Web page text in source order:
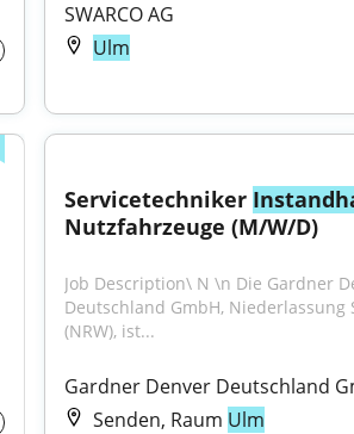
SWARCO AG
Ulm
Servicetechniker
Nutzfahrzeuge (M/W/D)
Job Description\ N \n Die Gardner
Deutschland GmbH, Niederlassung
(NRW), ist...
Gardner Denver Deutschland
Senden, Raum Ulm